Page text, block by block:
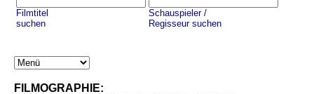
Filmtitel
suchen
Schauspieler /
Regisseur suchen
FILMOGRAPHIE: